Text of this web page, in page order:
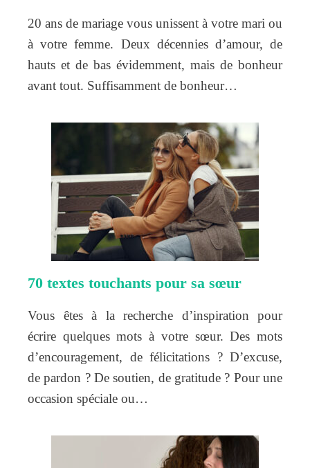
20 ans de mariage vous unissent à votre mari ou
à votre femme. Deux décennies d’amour, de
hauts et de bas évidemment, mais de bonheur
avant tout. Suffisamment de bonheur…
70 textes touchants pour sa sœur
Vous êtes à la recherche d’inspiration pour
écrire quelques mots à votre sœur. Des mots
d’encouragement, de félicitations ? D’excuse,
de pardon ? De soutien, de gratitude ? Pour une
occasion spéciale ou…